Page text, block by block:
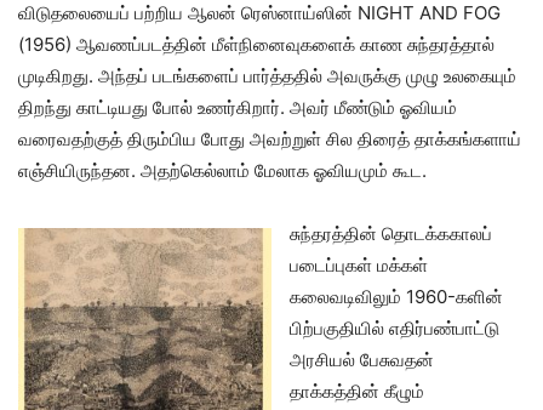
விடுதலையைப் பற்றிய ஆலன் ரெஸ்னாய்ஸின் NIGHT AND FOG
(1956) ஆவணப்படத்தின் மீள்நினைவுகளைக் காண சுந்தரத்தால்
முடிகிறது. அந்தப் படங்களைப் பார்த்ததில் அவருக்கு முழு உலகையும்
திறந்து காட்டியது போல் உணர்கிறார். அவர் மீண்டும் ஓவியம்
வரைவதற்குத் திரும்பிய போது அவற்றுள் சில திரைத் தாக்கங்களாய்
எஞ்சியிருந்தன. அதற்கெல்லாம் மேலாக ஓவியமும் கூட.
சுந்தரத்தின் தொடக்ககாலப்
படைப்புகள் மக்கள்
கலைவடிவிலும் 1960-களின்
பிற்பகுதியில் எதிர்பண்பாட்டு
அரசியல் பேசுவதன்
தாக்கத்தின் கீழும்